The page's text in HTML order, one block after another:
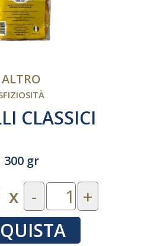
ALTRO
CLASSICI
300 gr
x -
+